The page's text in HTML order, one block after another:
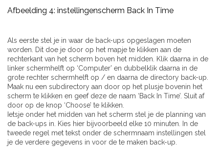
Afbeelding 4: instellingenscherm Back In Time
Als eerste stel je in waar de back-ups opgeslagen moeten
worden. Dit doe je door op het mapje te klikken aan de
rechterkant van het scherm boven het midden. Klik daarna in de
linker schermhelft op ‘Computer’ en dubbelklik daarna in de
grote rechter schermhelft op / en daarna de directory back-up.
Maak nu een subdirectory aan door op het plusje bovenin het
scherm te klikken en geef deze de naam ‘Back In Time’. Sluit af
door op de knop ‘Choose’ te klikken.
Ietsje onder het midden van het scherm stel je de planning van
de back-ups in. Kies hier bijvoorbeeld elke 10 minuten. In de
tweede regel met tekst onder de schermnaam instellingen stel
je de verdere gegevens in voor de te maken back-up.